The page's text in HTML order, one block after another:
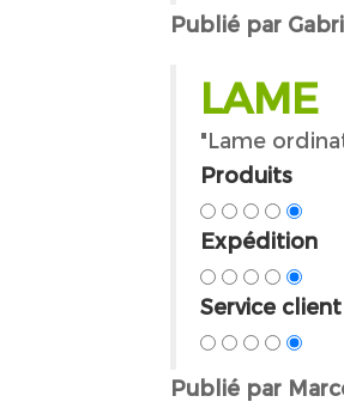
Publié par
LAME
"Lame
Produits
Expédition
Service client
Publié par